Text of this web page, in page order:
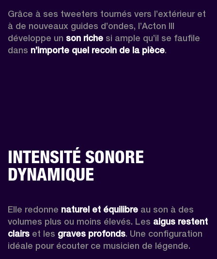
Grâce à ses tweeters tournés vers l’extérieur et
à de nouveaux guides d’ondes, l’Acton III
développe un son riche si ample qu’il se faufile
dans n’importe quel recoin de la pièce.
INTENSITÉ SONORE
DYNAMIQUE
Elle redonne naturel et équilibre au son à des
volumes plus ou moins élevés. Les aigus restent
clairs et les graves profonds. Une configuration
idéale pour écouter ce musicien de légende.